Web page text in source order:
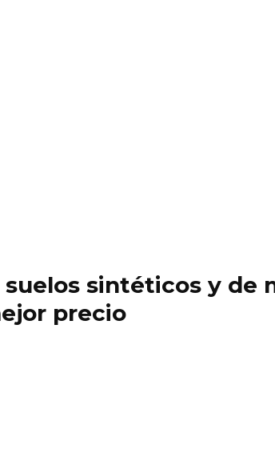
sintéticos y de
precio